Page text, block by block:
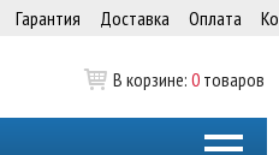
Гарантия Доставка Оплата
В корзине: 0 товаров